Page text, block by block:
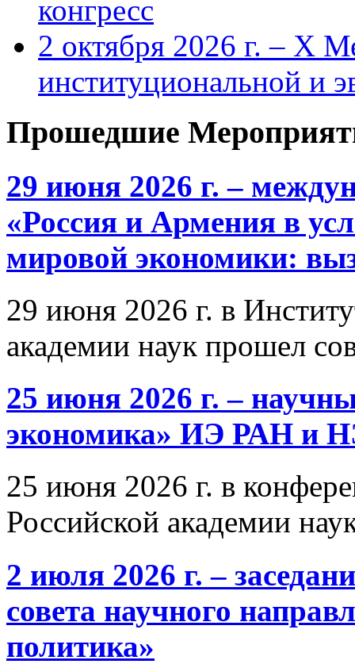
конгресс
2 октября 2026 г. – X
институциональной и
Прошедшие
29 июня 2026 г. –
«Россия и Армения в
мировой экономики:
29 июня 2026 г. в
академии наук прошел
25 июня 2026 г. –
экономика» ИЭ РАН и
25 июня 2026 г. в
Российской академии
2 июля 2026 г. –
совета научного
политика»